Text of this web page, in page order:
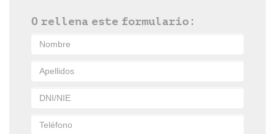
O rellena este formulario: